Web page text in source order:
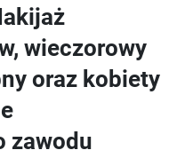
wieczorowy
oraz kobiety
zawodu